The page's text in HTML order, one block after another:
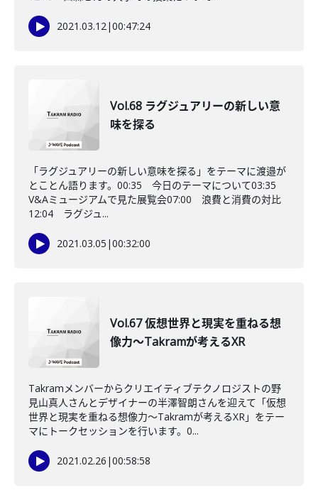
2021.03.12|00:47:24
Vol.68 ラグジュアリーの新しい意
味を探る
「ラグジュアリーの新しい意味を探る」をテーマに渡邉が
とことん語ります。00:35 今日のテーマについて03:35
V&Aミュージアムで見た展覧会07:00 浪費と消費の対比
12:04 ラグジュ...
2021.03.05 |00:32:00
Vol.67 仮想世界と現実を重ねる想
像力～Takramが考えるXR
Takramメンバーからクリエイティブテクノロジストの野
見山真人さんとデザイナーの半澤智朗さんを迎えて「仮想
世界と現実を重ねる想像力～Takramが考えるXR」をテー
マにトークセッションを行います。0...
2021.02.26 |00:58:58